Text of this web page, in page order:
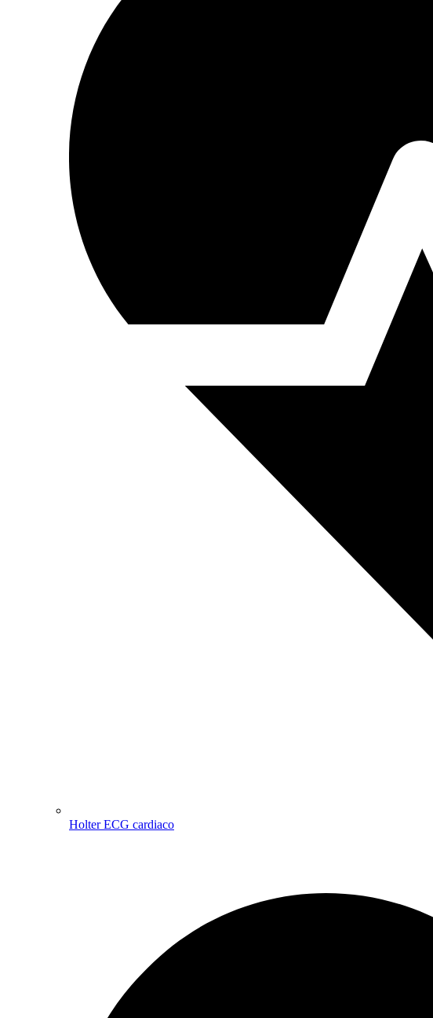
Holter ECG cardiaco